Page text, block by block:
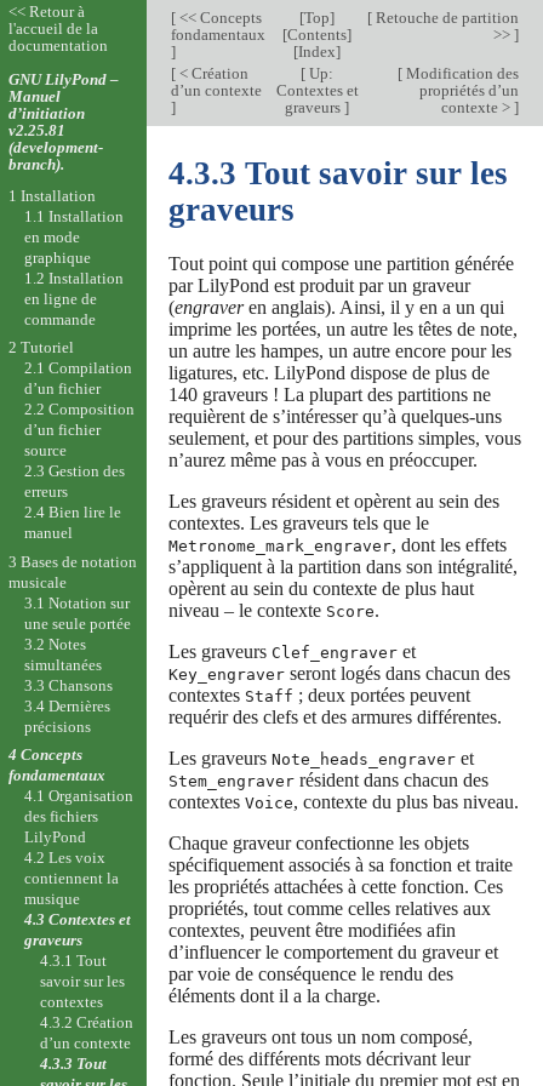
[<< Concepts
fondamentaux
]
[Top]
[Contents]
[Index]
[Retouche de partition
>> ]
[< Création
d’un contexte
]
[ Up:
Contextes et
graveurs]
[Modification des
propriétés d’un
contexte > ]
4.3.3 Tout savoir sur les
graveurs
Tout point qui compose une partition générée
par LilyPond est produit par un graveur
(engraveren anglais). Ainsi, il y en a un qui
imprime les portées, un autre les têtes de note,
un autre les hampes, un autre encore pour les
ligatures, etc. LilyPond dispose de plus de
140 graveurs ! La plupart des partitions ne
requièrent de s’intéresser qu’à quelques-uns
seulement, et pour des partitions simples, vous
n’aurez même pas à vous en préoccuper.
Les graveurs résident et opèrent au sein des
contextes. Les graveurs tels que le
Metronome_mark_engraver, dont les effets
s’appliquent à la partition dans son intégralité,
opèrent au sein du contexte de plus haut
niveau – le contexte Score.
Les graveurs Clef_engraveret
Key_engraverseront logés dans chacun des
contextes Staff ; deux portées peuvent
requérir des clefs et des armures différentes.
Les graveurs Note_heads_engraveret
Stem_engraverrésident dans chacun des
contextes Voice, contexte du plus bas niveau.
Chaque graveur confectionne les objets
spécifiquement associés à sa fonction et traite
les propriétés attachées à cette fonction. Ces
propriétés, tout comme celles relatives aux
contextes, peuvent être modifiées afin
d’influencer le comportement du graveur et
par voie de conséquence le rendu des
éléments dont il a la charge.
Les graveurs ont tous un nom composé,
formé des différents mots décrivant leur
fonction. Seule l’initiale du premier mot est en
<< Retour à
l'accueil de la
documentation
GNU LilyPond –
Manuel
d’initiation
v2.25.81
(development-
branch).
1 Installation
1.1 Installation
en mode
graphique
1.2 Installation
en ligne de
commande
2 Tutoriel
2.1 Compilation
d’un fichier
2.2 Composition
d’un fichier
source
2.3 Gestion des
erreurs
2.4 Bien lire le
manuel
3 Bases de notation
musicale
3.1 Notation sur
une seule portée
3.2 Notes
simultanées
3.3 Chansons
3.4 Dernières
précisions
4 Concepts
fondamentaux
4.1 Organisation
des fichiers
LilyPond
4.2 Les voix
contiennent la
musique
4.3 Contextes et
graveurs
4.3.1 Tout
savoir sur les
contextes
4.3.2 Création
d’un contexte
4.3.3 Tout